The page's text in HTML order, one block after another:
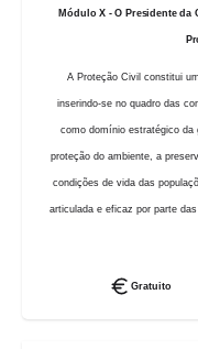
Módulo X - O Presidente
A Proteção Civil constitui
inserindo-se no quadro das
como domínio estratégico da
proteção do ambiente, a
condições de vida das
articulada e eficaz por parte
coordenação e execução das
Gratuito